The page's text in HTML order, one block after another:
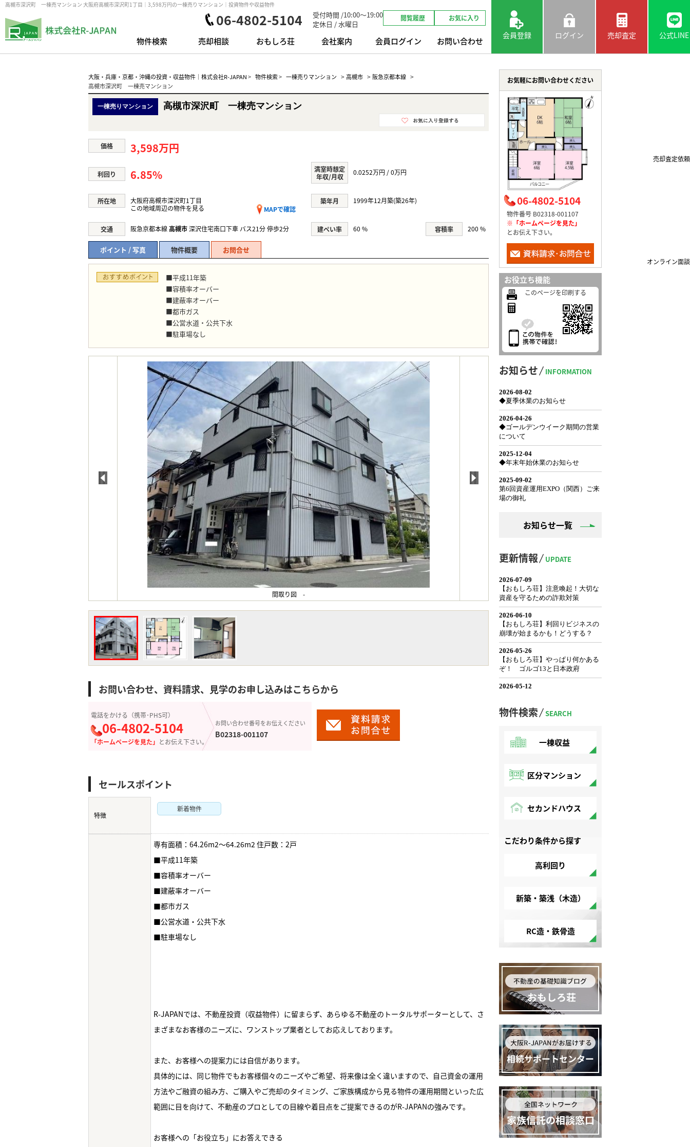
高槻市深沢町 一棟売マンション 大阪府高槻市深沢町1丁目｜3,598万円の一棟売りマンション｜投資物件や収益物件
06-4802-5104
受付時間 /10:00～19:00
定休日 / 水曜日
閲覧履歴 お気に入り
物件検索 売却相談 おもしろ荘 会社案内 会員ログイン お問い合わせ
会員登録 ログイン 売却査定 公式LINE
大阪・兵庫・京都・沖縄の投資・収益物件｜株式会社R-JAPAN> 物件検索> 一棟売りマンション >高槻市 > 阪急京都本線 >
高槻市深沢町 一棟売マンション
一棟売りマンション 高槻市深沢町 一棟売マンション
価格 3,598万円
利回り 6.85%
満室時想定
年収/月収
0.0252万円 / 0万円
所在地
大阪府高槻市深沢町1丁目
MAPで確認
この地域周辺の物件を見る
築年月 1999年12月築(築26年)
交通 阪急京都本線高槻市深沢住宅南口下車 バス21分 停歩2分 建ぺい率 60 % 容積率 200 %
ポイント / 写真 物件概要 お問合せ
■平成11年築
■容積率オーバー
■建蔽率オーバー
■都市ガス
■公営水道・公共下水
■駐車場なし
間取り図 -
お問い合わせ、資料請求、見学のお申し込みはこちらから
電話をかける（携帯･PHS可）
06-4802-5104
「ホームページを見た」 とお伝え下さい。
お問い合わせ番号をお伝えください
B02318-001107
セールスポイント
特徴
新着物件
専有面積：64.26m2～64.26m2 住戸数：2戸
■平成11年築
■容積率オーバー
■建蔽率オーバー
■都市ガス
■公営水道・公共下水
■駐車場なし
R-JAPANでは、不動産投資（収益物件）に留まらず、あらゆる不動産のトータルサポーターとして、さ
まざまなお客様のニーズに、ワンストップ業者としてお応えしております。
また、お客様への提案力には自信があります。
具体的には、同じ物件でもお客様個々のニーズやご希望、将来像は全く違いますので、自己資金の運用
方法やご融資の組み方、ご購入やご売却のタイミング、ご家族構成から見る物件の運用期間といった広
範囲に目を向けて、不動産のプロとしての目線や着目点をご提案できるのがR-JAPANの強みです。
お客様への「お役立ち」にお答えできる
お気軽にお問い合わせください
06-4802-5104
物件番号 B02318-001107
※「ホームページを見た」
とお伝え下さい。
お役立ち機能
このページを印刷する
お知らせ INFORMATION
お知らせ一覧
更新情報 UPDATE
物件検索 SEARCH
一棟収益
区分マンション
セカンドハウス
こだわり条件から探す
高利回り
新築・築浅（木造）
RC造・鉄骨造
売却査定依頼
オンライン面談